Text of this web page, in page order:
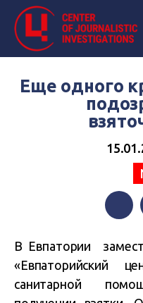
Еще одного
В Евпатории
«Евпаторийский
санитарной